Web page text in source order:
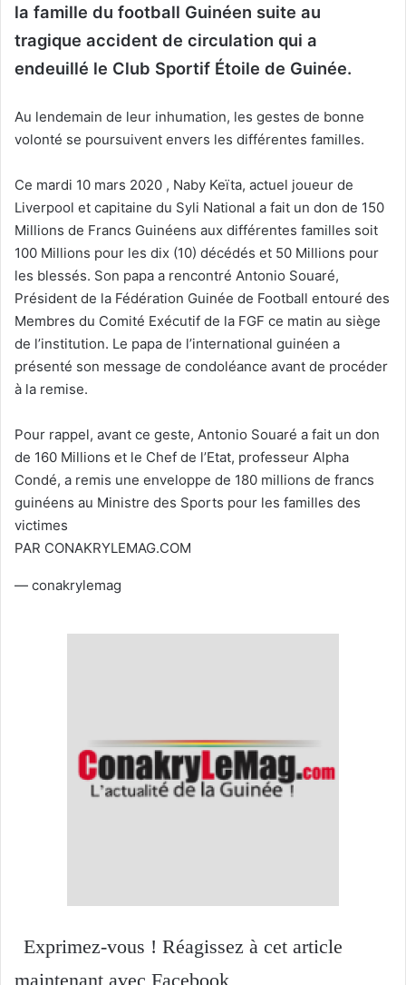
la famille du football Guinéen suite au
tragique accident de circulation qui a
endeuillé le Club Sportif Étoile de Guinée.
Au lendemain de leur inhumation, les gestes de bonne
volonté se poursuivent envers les différentes familles.
Ce mardi 10 mars 2020 , Naby Keïta, actuel joueur de
Liverpool et capitaine du Syli National a fait un don de 150
Millions de Francs Guinéens aux différentes familles soit
100 Millions pour les dix (10) décédés et 50 Millions pour
les blessés. Son papa a rencontré Antonio Souaré,
Président de la Fédération Guinée de Football entouré des
Membres du Comité Exécutif de la FGF ce matin au siège
de l’institution. Le papa de l’international guinéen a
présenté son message de condoléance avant de procéder
à la remise.
Pour rappel, avant ce geste, Antonio Souaré a fait un don
de 160 Millions et le Chef de l’Etat, professeur Alpha
Condé, a remis une enveloppe de 180 millions de francs
guinéens au Ministre des Sports pour les familles des
victimes
PAR CONAKRYLEMAG.COM
— conakrylemag
Exprimez-vous ! Réagissez à cet article
maintenant avec Facebook